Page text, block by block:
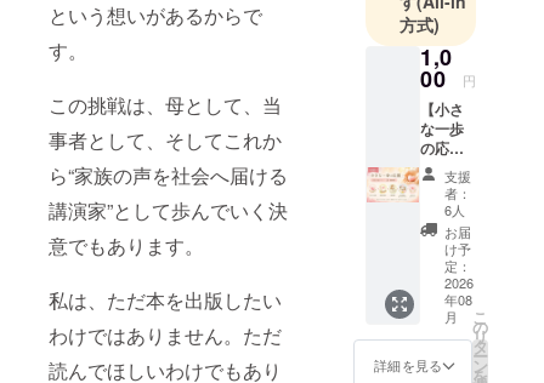
という想いがあるからで
す。
この挑戦は、母として、当
事者として、そしてこれか
ら“家族の声を社会へ届ける
講演家”として歩んでいく決
意でもあります。
私は、ただ本を出版したい
わけではありません。ただ
読んでほしいわけでもあり
も、大丈
夫。」とい
う想いを大
切にするよ
うになる。
現在は、長
野県リトル
ベビーサー
クル「ひめ
りんごの
会」の活動
を行いなが
ら、家族会
方式)
1,0
00 円
【小さ
な一歩
の応
援】お
礼メー
ル、活
動報告
このプ
ロジェ
クトに
共感
し、
そっと
応援し
支援
者：
6人
お届
け予
定：
2026
年08
月
詳細を見る
こ
の
リ
タ
ー
ン
を